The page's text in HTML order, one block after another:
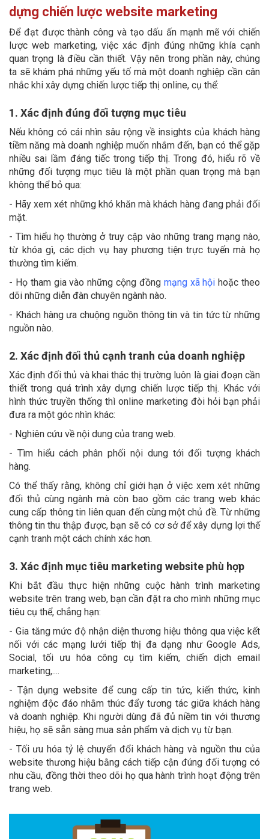
dựng chiến lược website marketing
Để đạt được thành công và tạo dấu ấn mạnh mẽ với chiến
lược web marketing, việc xác định đúng những khía cạnh
quan trọng là điều cần thiết. Vậy nên trong phần này, chúng
ta sẽ khám phá những yếu tố mà một doanh nghiệp cần cân
nhắc khi xây dựng chiến lược tiếp thị online, cụ thể:
1. Xác định đúng đối tượng mục tiêu
Nếu không có cái nhìn sâu rộng về insights của khách hàng
tiềm năng mà doanh nghiệp muốn nhắm đến, bạn có thể gặp
nhiều sai lầm đáng tiếc trong tiếp thị. Trong đó, hiểu rõ về
những đối tượng mục tiêu là một phần quan trọng mà bạn
không thể bỏ qua:
- Hãy xem xét những khó khăn mà khách hàng đang phải đối
mặt.
- Tìm hiểu họ thường ở truy cập vào những trang mạng nào,
từ khóa gì, các dịch vụ hay phương tiện trực tuyến mà họ
thường tìm kiếm.
- Họ tham gia vào những cộng đồng mạng xã hội hoặc theo
dõi những diễn đàn chuyên ngành nào.
- Khách hàng ưa chuộng nguồn thông tin và tin tức từ những
nguồn nào.
2. Xác định đối thủ cạnh tranh của doanh nghiệp
Xác định đối thủ và khai thác thị trường luôn là giai đoạn cần
thiết trong quá trình xây dựng chiến lược tiếp thị. Khác với
hình thức truyền thống thì online marketing đòi hỏi bạn phải
đưa ra một góc nhìn khác:
- Nghiên cứu về nội dung của trang web.
- Tìm hiểu cách phân phối nội dung tới đối tượng khách
hàng.
Có thể thấy rằng, không chỉ giới hạn ở việc xem xét những
đối thủ cùng ngành mà còn bao gồm các trang web khác
cung cấp thông tin liên quan đến cùng một chủ đề. Từ những
thông tin thu thập được, bạn sẽ có cơ sở để xây dựng lợi thế
cạnh tranh một cách chính xác hơn.
3. Xác định mục tiêu marketing website phù hợp
Khi bắt đầu thực hiện những cuộc hành trình marketing
website trên trang web, bạn cần đặt ra cho mình những mục
tiêu cụ thể, chẳng hạn:
- Gia tăng mức độ nhận diện thương hiệu thông qua việc kết
nối với các mạng lưới tiếp thị đa dạng như Google Ads,
Social, tối ưu hóa công cụ tìm kiếm, chiến dịch email
marketing,....
- Tận dụng website để cung cấp tin tức, kiến thức, kinh
nghiệm độc đáo nhằm thúc đẩy tương tác giữa khách hàng
và doanh nghiệp. Khi người dùng đã đủ niềm tin với thương
hiệu, họ sẽ sẵn sàng mua sản phẩm và dịch vụ từ bạn.
- Tối ưu hóa tỷ lệ chuyển đổi khách hàng và nguồn thu của
website thương hiệu bằng cách tiếp cận đúng đối tượng có
nhu cầu, đồng thời theo dõi họ qua hành trình hoạt động trên
trang web.